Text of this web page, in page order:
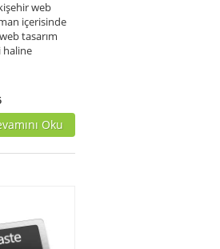
web
içerisinde
tasarım
haline
Oku